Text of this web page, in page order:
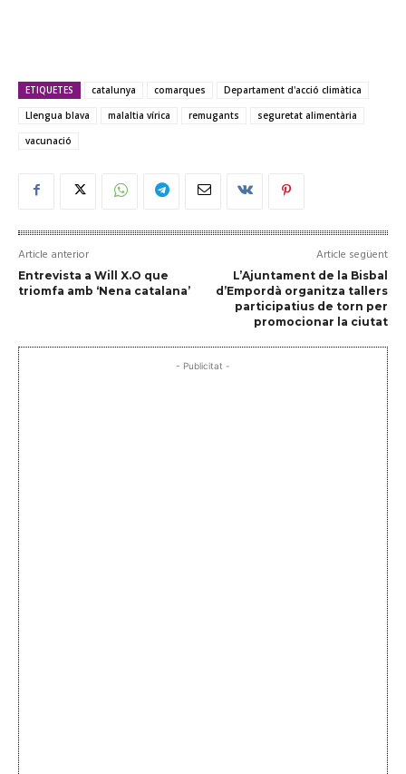
ETIQUETES catalunya comarques
Departament d'acció climàtica
Llengua blava
malaltia vírica remugants
seguretat alimentària
vacunació
Article anterior
Entrevista a Will X.O que
triomfa amb ‘Nena catalana’
Article següent
L’Ajuntament de la Bisbal
d’Empordà organitza tallers
participatius de torn per
promocionar la ciutat
- Publicitat -